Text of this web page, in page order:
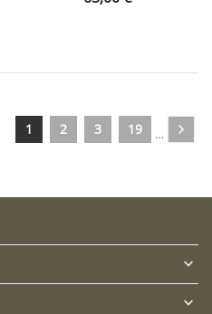
1 2 3 …
19

